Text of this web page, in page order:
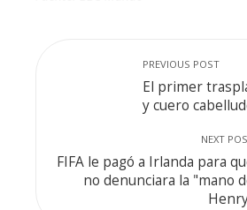
PREVIOUS POST
El primer
y cuero
NEXT
FIFA le pagó a Irlanda para
no denunciara la "mano